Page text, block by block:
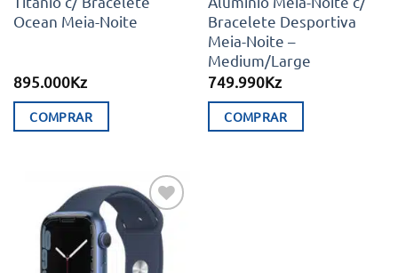
Ocean Meia-Noite
895.000Kz
COMPRAR
Bracelete Desportiva
Meia-Noite –
Medium/Large
749.990Kz
COMPRAR
Adicionar
aos meus
desejos